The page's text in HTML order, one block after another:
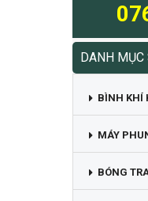
DANH
BÌNH KHÍ
MÁY
BÓNG